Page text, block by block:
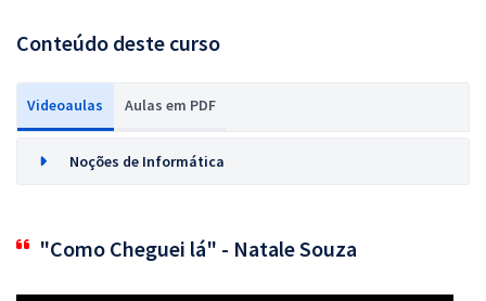
Conteúdo deste curso
Videoaulas Aulas em PDF
Noções de Informática
"Como Cheguei lá" - Natale Souza